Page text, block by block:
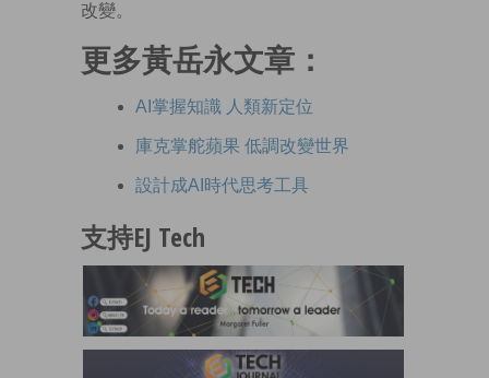
改變。
更多黃岳永文章：
AI掌握知識 人類新定位
庫克掌舵蘋果 低調改變世界
設計成AI時代思考工具
支持EJ Tech